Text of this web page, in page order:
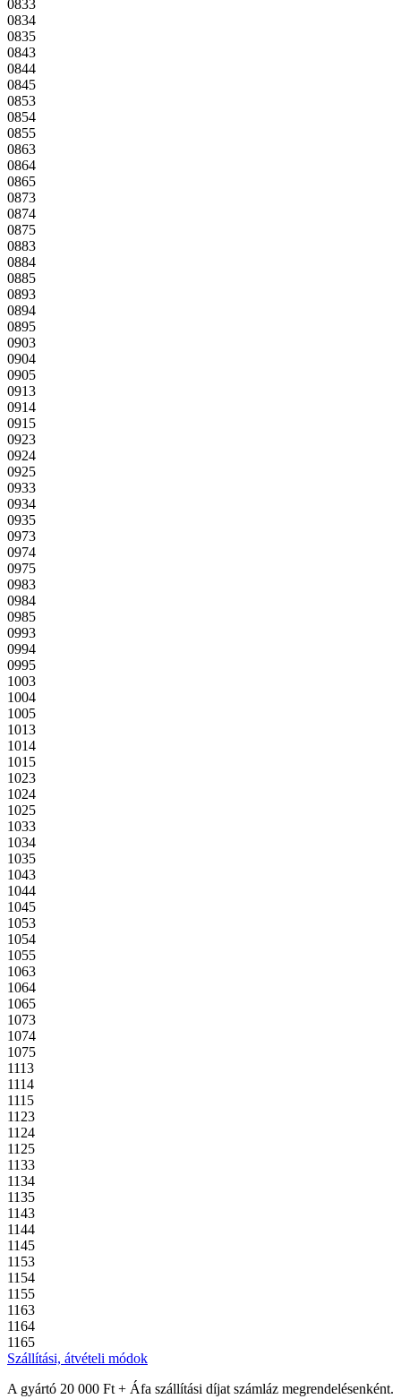
0833
0834
0835
0843
0844
0845
0853
0854
0855
0863
0864
0865
0873
0874
0875
0883
0884
0885
0893
0894
0895
0903
0904
0905
0913
0914
0915
0923
0924
0925
0933
0934
0935
0973
0974
0975
0983
0984
0985
0993
0994
0995
1003
1004
1005
1013
1014
1015
1023
1024
1025
1033
1034
1035
1043
1044
1045
1053
1054
1055
1063
1064
1065
1073
1074
1075
1113
1114
1115
1123
1124
1125
1133
1134
1135
1143
1144
1145
1153
1154
1155
1163
1164
1165
Szállítási, átvételi módok
A gyártó 20 000 Ft + Áfa szállítási díjat számláz megrendelésenként.